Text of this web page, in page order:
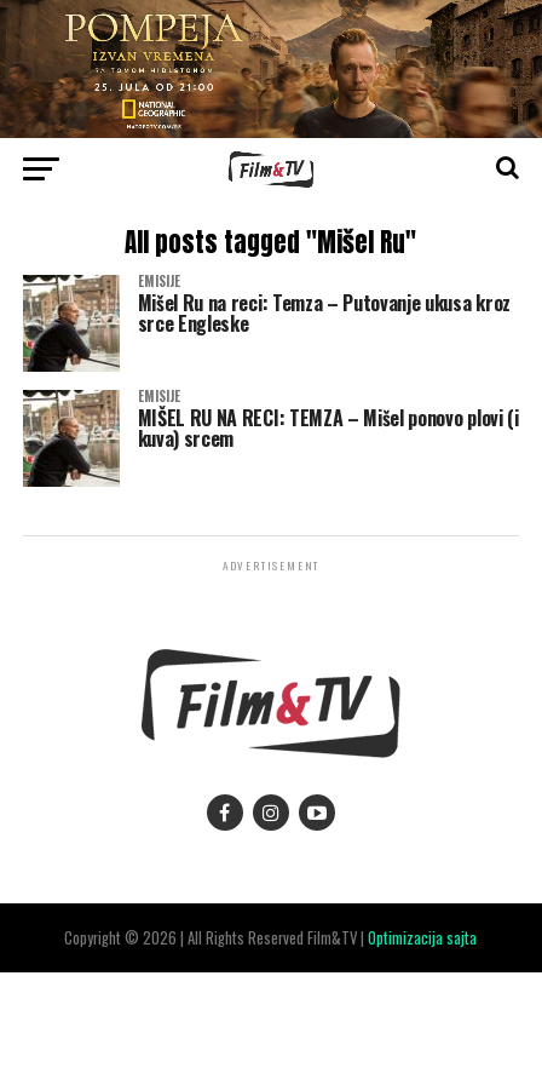
All posts tagged "Mišel Ru"
EMISIJE
Mišel Ru na reci: Temza – Putovanje ukusa kroz
srce Engleske
EMISIJE
MIŠEL RU NA RECI: TEMZA – Mišel ponovo plovi (i
kuva) srcem
ADVERTISEMENT
Copyright © 2026 | All Rights Reserved Film&TV |Optimizacija sajta